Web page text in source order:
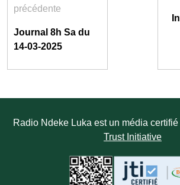
précédente
Journal 8h Sa du
14-03-2025
Radio Ndeke Luka est un média certifié
Trust Initiative